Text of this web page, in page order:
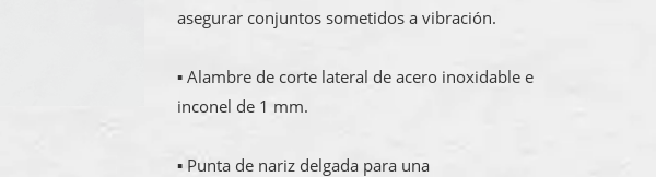
asegurar conjuntos sometidos a vibración.
▪ Alambre de corte lateral de acero inoxidable e
inconel de 1 mm.
▪ Punta de nariz delgada para una